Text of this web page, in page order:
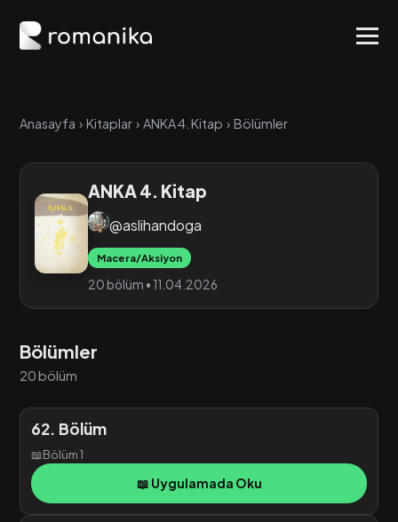
Anasayfa › Kitaplar › ANKA 4. Kitap › Bölümler
ANKA 4. Kitap
@aslihandoga
Macera/Aksiyon
20 bölüm • 11.04.2026
Bölümler
20 bölüm
62. Bölüm
📖Bölüm 1
📖 Uygulamada Oku